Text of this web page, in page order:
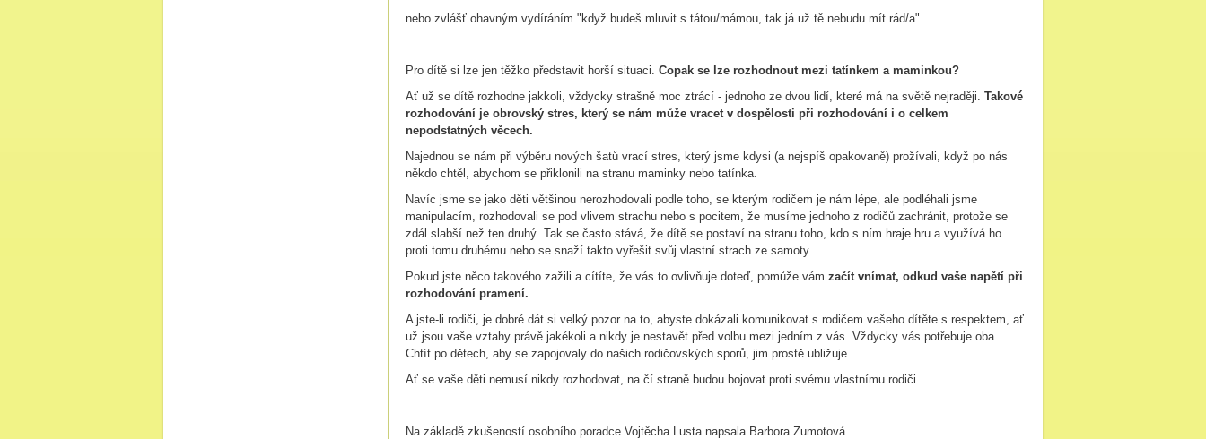
nebo zvlášť ohavným vydíráním "když budeš mluvit s tátou/mámou, tak já už tě nebudu mít rád/a".
Pro dítě si lze jen těžko představit horší situaci. Copak se lze rozhodnout mezi tatínkem a maminkou?
Ať už se dítě rozhodne jakkoli, vždycky strašně moc ztrácí - jednoho ze dvou lidí, které má na světě nejraději. Takové
rozhodování je obrovský stres, který se nám může vracet v dospělosti při rozhodování i o celkem
nepodstatných věcech.
Najednou se nám při výběru nových šatů vrací stres, který jsme kdysi (a nejspíš opakovaně) prožívali, když po nás
někdo chtěl, abychom se přiklonili na stranu maminky nebo tatínka.
Navíc jsme se jako děti většinou nerozhodovali podle toho, se kterým rodičem je nám lépe, ale podléhali jsme
manipulacím, rozhodovali se pod vlivem strachu nebo s pocitem, že musíme jednoho z rodičů zachránit, protože se
zdál slabší než ten druhý. Tak se často stává, že dítě se postaví na stranu toho, kdo s ním hraje hru a využívá ho
proti tomu druhému nebo se snaží takto vyřešit svůj vlastní strach ze samoty.
Pokud jste něco takového zažili a cítíte, že vás to ovlivňuje doteď, pomůže vám začít vnímat, odkud vaše napětí při
rozhodování pramení.
A jste-li rodiči, je dobré dát si velký pozor na to, abyste dokázali komunikovat s rodičem vašeho dítěte s respektem, ať
už jsou vaše vztahy právě jakékoli a nikdy je nestavět před volbu mezi jedním z vás. Vždycky vás potřebuje oba.
Chtít po dětech, aby se zapojovaly do našich rodičovských sporů, jim prostě ubližuje.
Ať se vaše děti nemusí nikdy rozhodovat, na čí straně budou bojovat proti svému vlastnímu rodiči.
Na základě zkušeností osobního poradce Vojtěcha Lusta napsala Barbora Zumotová